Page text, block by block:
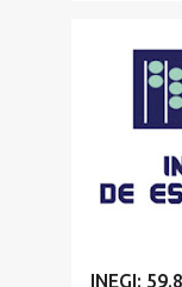
INEGI:
MUNICIPIOS